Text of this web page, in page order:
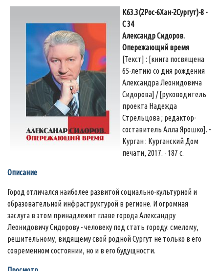
К63.3(2Рос-6Хан-2Сургут)-8 -
С 34
Александр Сидоров.
Опережающий время
[Текст] : [книга посвящена
65-летию со дня рождения
Александра Леонидовича
Сидорова] / [руководитель
проекта Надежда
Стрельцова ; редактор-
составитель Алла Ярошко]. -
Курган : Курганский Дом
печати, 2017. - 187 с.
Описание
Город отличался наиболее развитой социально-культурной и
образовательной инфраструктурой в регионе. И огромная
заслуга в этом принадлежит главе города Александру
Леонидовичу Сидорову - человеку под стать городу: смелому,
решительному, видящему свой родной Сургут не только в его
современном состоянии, но и в его будущности.